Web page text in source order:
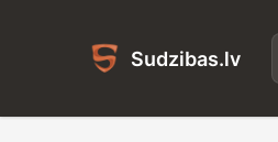
Sudzibas.lv